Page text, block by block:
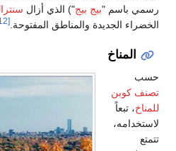
ودمج المساحات